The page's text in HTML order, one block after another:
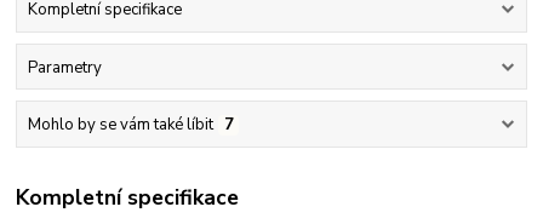
Kompletní specifikace
Parametry
Mohlo by se vám také líbit 7
Kompletní specifikace